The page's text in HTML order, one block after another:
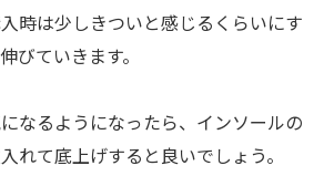
時は少しきついと感じるくらいにす
びていきます。
なるようになったら、インソールの
れて底上げすると良いでしょう。